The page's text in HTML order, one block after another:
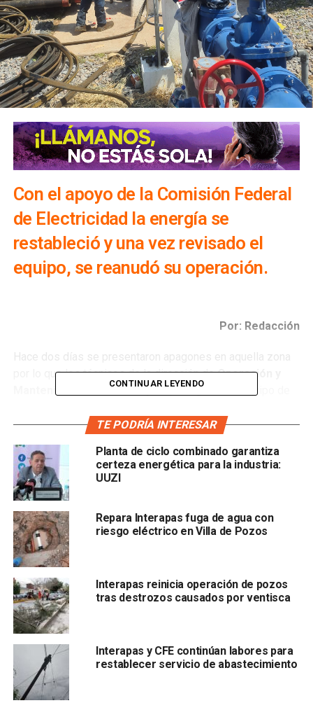
Con el apoyo de la Comisión Federal
de Electricidad la energía se
restableció y una vez revisado el
equipo, se reanudó su operación.
Por: Redacción
Hace dos días se presentaron apagones en aquella zona
por lo que los técnicos de la dirección deOperación y
Mantenimiento del Interapas , protegieron el equipo de
pudiera provocar.
energía eléctrica se restableció y una vez revisado el
equipo de bombeo, se reanudó su operación.
La Herradura, Albea, Imperio Azteca, San Arturo, Valle de
San José,Garita de Saltillo, Mártires de la Revolución,
Morena,
CONTINUAR LEYENDO
TE PODRÍA INTERESAR
Planta de ciclo combinado garantiza
certeza energética para la industria:
UUZI
Repara Interapas fuga de agua con
riesgo eléctrico en Villa de Pozos
Interapas reinicia operación de pozos
tras destrozos causados por ventisca
Interapas y CFE continúan labores para
restablecer servicio de abastecimiento